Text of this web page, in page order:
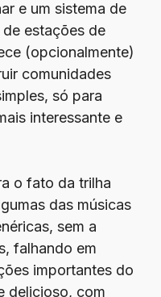
e um sistema de
estações de
(opcionalmente)
comunidades
só para
interessante e
o fato da trilha
das músicas
sem a
falhando em
importantes do
delicioso, com